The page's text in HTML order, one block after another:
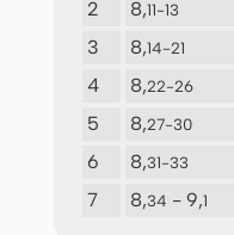
2 8,11-13
3 8,14-21
4 8,22-26
5 8,27-30
6 8,31-33
7 8,34 - 9,1